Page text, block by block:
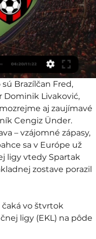
Brazílčan Fred,
Dominik Livaković,
aj zaujímavé
Cengiz Ünder.
– vzájomné zápasy,
sa v Európe už
ligy vtedy Spartak
zostave porazil
vo štvrtok
ligy (EKL) na pôde